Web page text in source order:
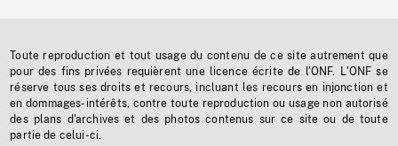
Toute reproduction et tout usage du contenu de ce site autrement que
pour des fins privées requièrent une licence écrite de l'ONF. L'ONF se
réserve tous ses droits et recours, incluant les recours en injonction et
en dommages-intérêts, contre toute reproduction ou usage non autorisé
des plans d'archives et des photos contenus sur ce site ou de toute
partie de celui-ci.